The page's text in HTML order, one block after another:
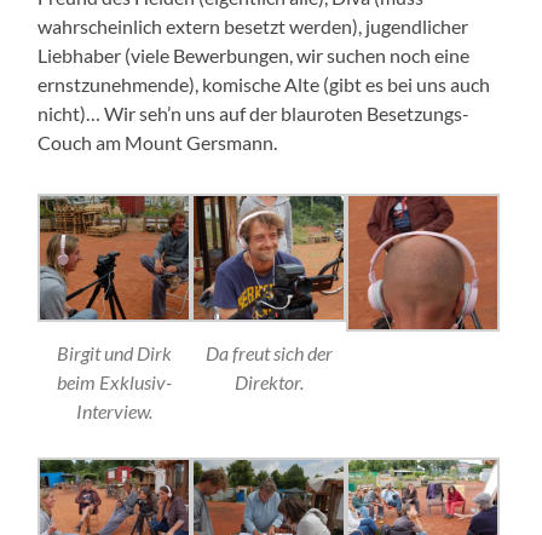
wahrscheinlich extern besetzt werden), jugendlicher
Liebhaber (viele Bewerbungen, wir suchen noch eine
ernstzunehmende), komische Alte (gibt es bei uns auch
nicht)… Wir seh’n uns auf der blauroten Besetzungs-
Couch am Mount Gersmann.
Birgit und Dirk
beim Exklusiv-
Interview.
Da freut sich der
Direktor.